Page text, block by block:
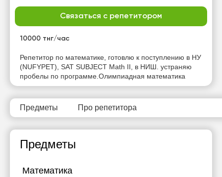
Связаться с репетитором
10000 тнг/час
Репетитор по математике, готовлю к поступлению в НУ
(NUFYPET), SAT SUBJECT Math II, в НИШ. устраняю
пробелы по программе.Олимпиадная математика
Предметы Про репетитора
Предметы
Математика
пт
сб
18:30
19:00
19:30
20:00
10:00
10:30
11:00
11:30
10:00
10:30
11:00
11:30
10:00
10:30
11:00
11:30